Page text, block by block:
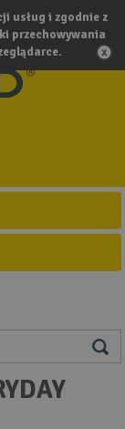
usług i zgodnie z
przechowywania